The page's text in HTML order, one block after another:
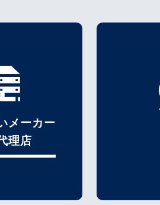
メーカー
理店